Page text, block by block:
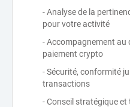
- Analyse de la
pour votre activité
- Accompagnement au
paiement crypto
- Sécurité, conformité
transactions
- Conseil stratégique